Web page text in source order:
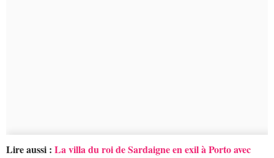
Lire aussi : La villa du roi de Sardaigne en exil à Porto avec